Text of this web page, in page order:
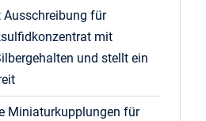
Ausschreibung für
mit
und stellt ein
Miniaturkupplungen für